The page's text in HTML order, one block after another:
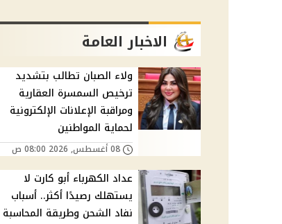
الاخبار العامة
ولاء الصبان تطالب بتشديد
ترخيص السمسرة العقارية
ومراقبة الإعلانات الإلكترونية
لحماية المواطنين
08 أغسطس, 2026 08:00 ص
عداد الكهرباء أبو كارت لا
يستهلك رصيدًا أكثر.. أسباب
نفاد الشحن وطريقة المحاسبة